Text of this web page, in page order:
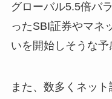
グローバル5.5倍バ
ったSBI証券やマネ
いを開始しそうな予
また、数多くネッ